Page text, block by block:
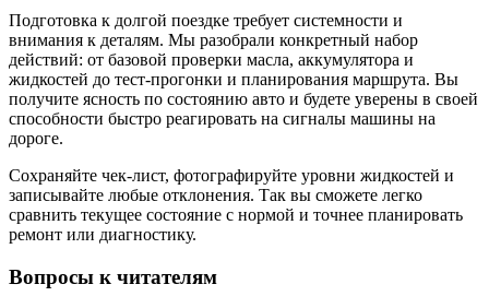
Подготовка к долгой поездке требует системности и
внимания к деталям. Мы разобрали конкретный набор
действий: от базовой проверки масла, аккумулятора и
жидкостей до тест‑прогонки и планирования маршрута. Вы
получите ясность по состоянию авто и будете уверены в своей
способности быстро реагировать на сигналы машины на
дороге.
Сохраняйте чек‑лист, фотографируйте уровни жидкостей и
записывайте любые отклонения. Так вы сможете легко
сравнить текущее состояние с нормой и точнее планировать
ремонт или диагностику.
Вопросы к читателям